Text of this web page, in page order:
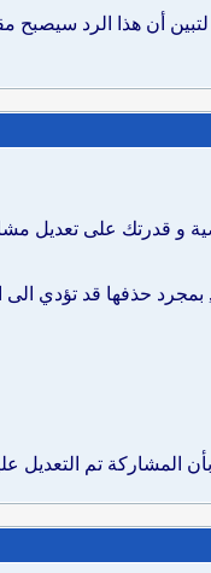
أن هذا الرد
و قدرتك على تعديل
حذفها قد تؤدي الى
المشاركة تم التعديل